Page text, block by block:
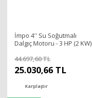
İmpo 4'' Su Soğutmalı
Dalgıç Motoru - 3 HP (2 KW)
44.697,60 TL
25.030,66 TL
Karşılaştır